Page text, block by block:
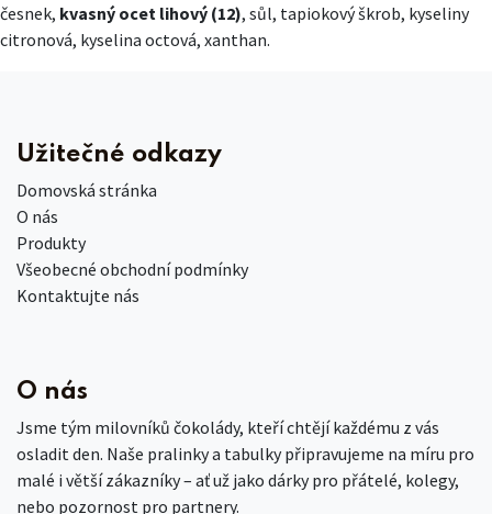
česnek, kvasný ocet lihový (12), sůl, tapiokový škrob, kyseliny
citronová, kyselina octová, xanthan.
Užitečné odkazy
Domovská stránka
O nás
Produkty
Všeobecné obchodní podmínky
Kontaktujte nás
O nás
Jsme tým milovníků čokolády, kteří chtějí každému z vás
osladit den. Naše pralinky a tabulky připravujeme na míru pro
malé i větší zákazníky – ať už jako dárky pro přátelé, kolegy,
nebo pozornost pro partnery.